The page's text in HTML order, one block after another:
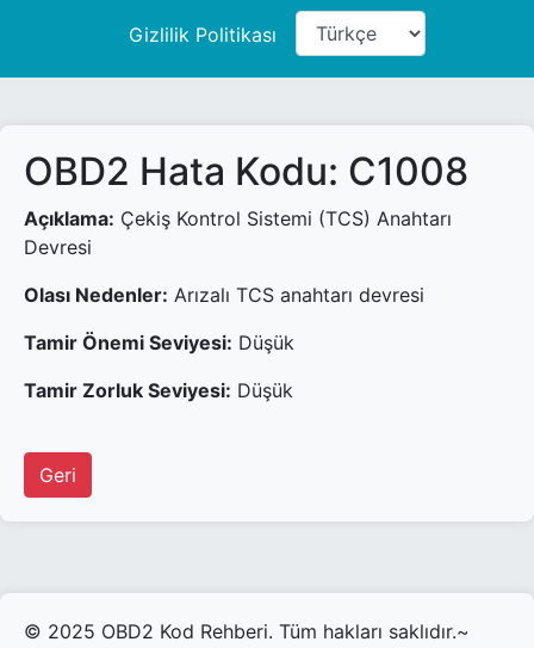
Gizlilik Politikası
OBD2 Hata Kodu: C1008
Açıklama: Çekiş Kontrol Sistemi (TCS) Anahtarı
Devresi
Olası Nedenler: Arızalı TCS anahtarı devresi
Tamir Önemi Seviyesi: Düşük
Tamir Zorluk Seviyesi: Düşük
Geri
© 2025 OBD2 Kod Rehberi. Tüm hakları saklıdır.~